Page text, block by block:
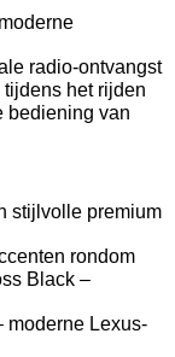
radio-ontvangst
het rijden
bediening van
stijlvolle premium
rondom
Black –
moderne Lexus-